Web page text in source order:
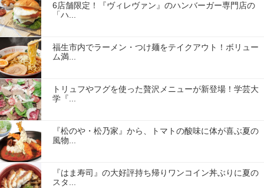
6店舗限定！『ヴィレヴァン』のハンバーガー専門店の
「ハ...
福生市内でラーメン・つけ麺をテイクアウト！ボリュー
ム満...
トリュフやフグを使った贅沢メニューが新登場！学芸大
学『...
『松のや・松乃家』から、トマトの酸味に体が喜ぶ夏の
風物...
『はま寿司』の大好評持ち帰りワンコイン丼ぶりに夏の
スタ...